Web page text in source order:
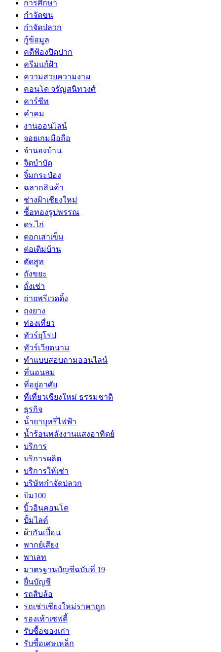
การศึกษา
กำจัดขน
กำจัดปลวก
กู้ข้อมูล
คดีฟ้องปิดปาก
ครีมแก้ฝ้า
ความสวยความงาม
คอนโด จรัญสนิทวงศ์
คาร์ซีท
คำคม
งานออนไลน์
จอยเกมมือถือ
จำนองบ้าน
จิตบำบัด
จิ๋มกระป๋อง
ฉลากสินค้า
ช่างฝ้าเชียงใหม่
ซื้อทองรูปพรรณ
ดร.ไก่
ตอกเสาเข็ม
ต่อเติมบ้าน
ตัดสูท
ถังขยะ
ถั่งเช่า
ถ่ายพรีเวดดิ้ง
ถุงยาง
ท่องเที่ยว
ทัวร์ยุโรป
ทัวร์เวียดนาม
ทำแบบสอบถามออนไลน์
ที่นอนลม
ที่อยู่อาศัย
ที่เที่ยวเชียงใหม่ ธรรมชาติ
ธุรกิจ
น้ำยาบุหรี่ไฟฟ้า
น้ำร้อนพลังงานแสงอาทิตย์
บริการ
บริการผลิต
บริการให้เช่า
บริษัทกำจัดปลวก
บิม100
บิ้วอินคอนโด
ปั้มไลค์
ผ้ากันเปี้อน
พากย์เสียง
พาเลท
มาตรฐานบัญชีฉบับที่ 19
ยื่นบัญชี
รถสิบล้อ
รถเช่าเชียงใหม่ราคาถูก
รองเท้าเซฟตี้
รับซื้อของเก่า
รับซื้อเศษเหล็ก